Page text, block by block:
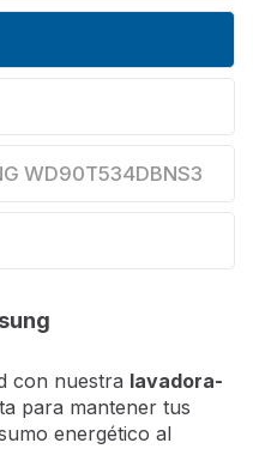
WD90T534DBNS3
con nuestra lavadora-
para mantener tus
energético al